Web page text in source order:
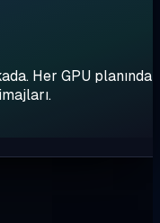
Her GPU planında